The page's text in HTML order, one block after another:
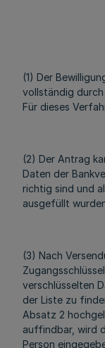
(1) Der
vollständig durch
Für dieses
(2) Der Antrag
Daten der
richtig sind und
ausgefüllt
(3) Nach
verschlüsselten
der Liste zu
Absatz 2
auffindbar, wird
Person